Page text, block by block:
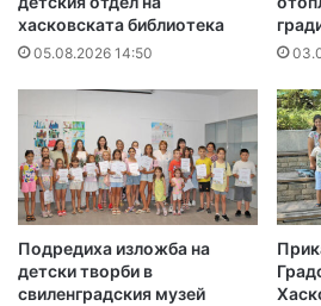
хасковската библиотека
05.08.2026 14:50
Подредиха изложба на
детски творби в
свиленградския музей